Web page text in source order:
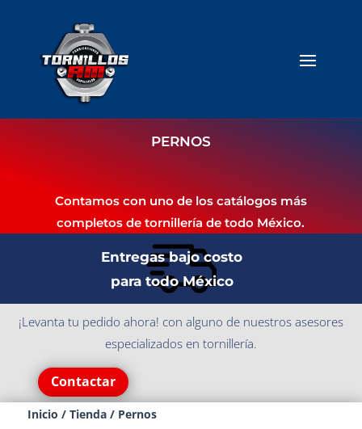
PERNOS
Contamos con uno de los catálogos más
completos de tornillería de todo México.
Entregas bajo costo
para todo México
¡Levanta tu pedido ahora! con alguno de nuestros asesores
especializados en tornillería.
Contactar
Inicio / Tienda/ Pernos